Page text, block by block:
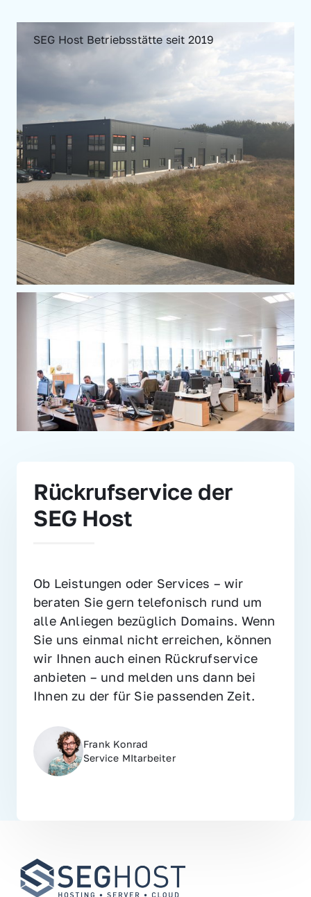
SEG Host Betriebsstätte seit 2019
Rückrufservice der
SEG Host
Ob Leistungen oder Services – wir
beraten Sie gern telefonisch rund um
alle Anliegen bezüglich Domains. Wenn
Sie uns einmal nicht erreichen, können
wir Ihnen auch einen Rückrufservice
anbieten – und melden uns dann bei
Ihnen zu der für Sie passenden Zeit.
Frank Konrad
Service MItarbeiter